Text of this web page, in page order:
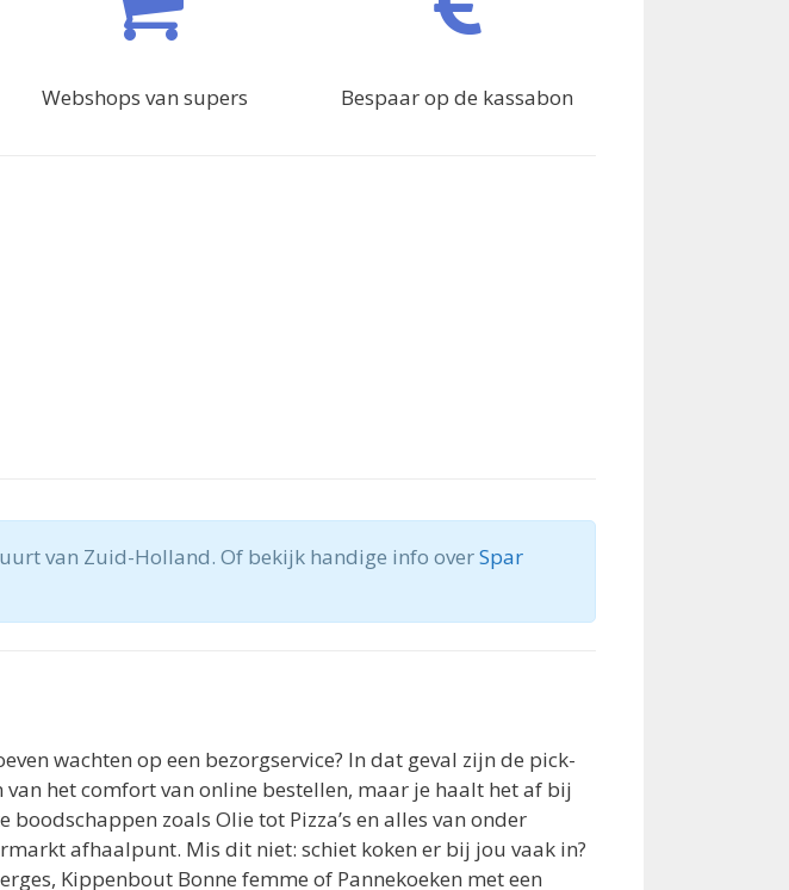
Webshops van supers Bespaar op de kassabon
van Zuid-Holland. Of bekijk handige info overSpar
wachten op een bezorgservice? In dat geval zijn de pick-
het comfort van online bestellen, maar je haalt het af bij
zoals Olie tot Pizza’s en alles van onder
afhaalpunt. Mis dit niet: schiet koken er bij jou vaak in?
Kippenbout Bonne femme of Pannekoeken met een